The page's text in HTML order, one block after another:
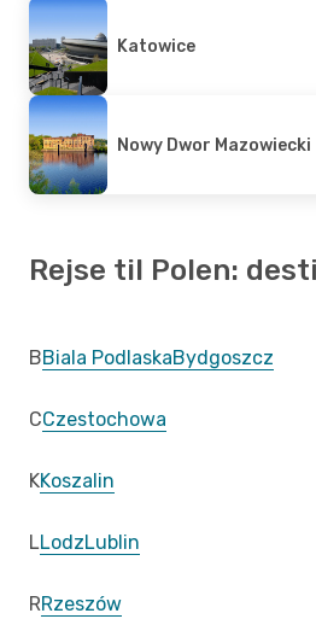
Katowice
Nowy Dwor Mazowiecki
Rejse til Polen:
BBiala PodlaskaBydgoszcz
CCzestochowa
KKoszalin
LLodzLublin
RRzeszów